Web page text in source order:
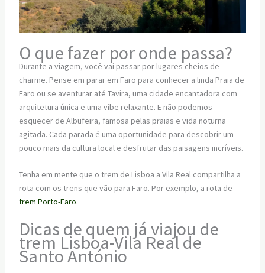
O que fazer por onde passa?
Durante a viagem, você vai passar por lugares cheios de
charme. Pense em parar em Faro para conhecer a linda Praia de
Faro ou se aventurar até Tavira, uma cidade encantadora com
arquitetura única e uma vibe relaxante. E não podemos
esquecer de Albufeira, famosa pelas praias e vida noturna
agitada. Cada parada é uma oportunidade para descobrir um
pouco mais da cultura local e desfrutar das paisagens incríveis.
Tenha em mente que o trem de Lisboa a Vila Real compartilha a
rota com os trens que vão para Faro. Por exemplo, a rota de
trem Porto-Faro.
Dicas de quem já viajou de
trem Lisboa-Vila Real de
Santo António